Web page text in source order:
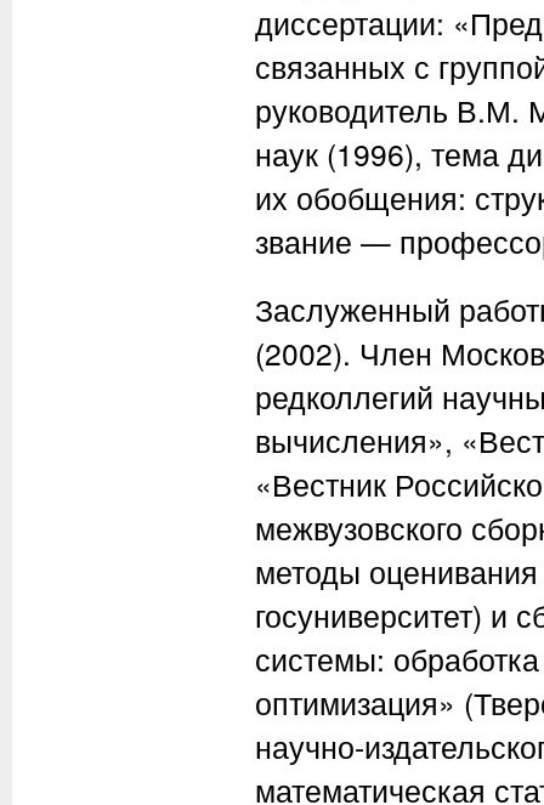
диссертации:
связанных с
руководитель В.М.
наук (1996), тема
их обобщения:
звание —
Заслуженный
(2002). Член
редколлегий
вычисления»,
«Вестник
межвузовского
методы
госуниверситет) и
системы:
оптимизация»
научно-
математическая